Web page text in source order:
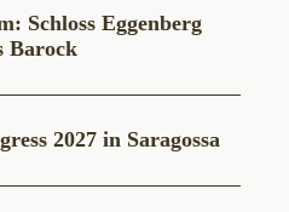
Schloss Eggenberg
Barock
2027 in Saragossa